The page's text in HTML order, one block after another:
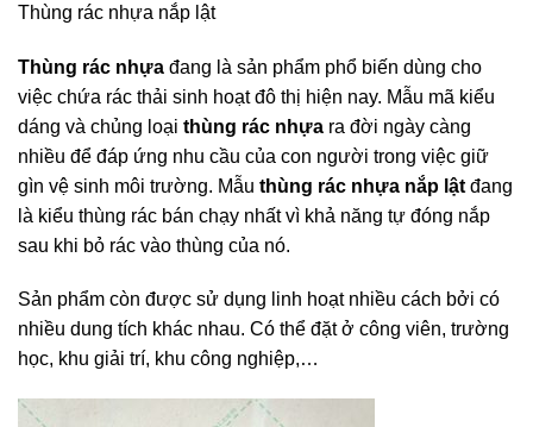
Thùng rác nhựa nắp lật
Thùng rác nhựa đang là sản phẩm phổ biến dùng cho
việc chứa rác thải sinh hoạt đô thị hiện nay. Mẫu mã kiểu
dáng và chủng loại thùng rác nhựa ra đời ngày càng
nhiều để đáp ứng nhu cầu của con người trong việc giữ
gìn vệ sinh môi trường. Mẫu thùng rác nhựa nắp lật đang
là kiểu thùng rác bán chạy nhất vì khả năng tự đóng nắp
sau khi bỏ rác vào thùng của nó.
Sản phẩm còn được sử dụng linh hoạt nhiều cách bởi có
nhiều dung tích khác nhau. Có thể đặt ở công viên, trường
học, khu giải trí, khu công nghiệp,…